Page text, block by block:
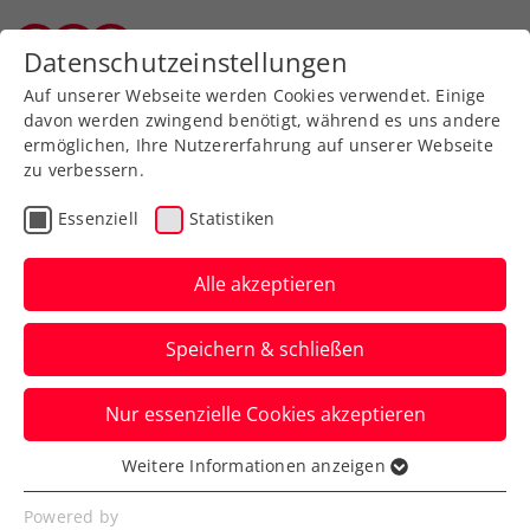
Verbands-Info
Weiterer
Digitalisierungsschritt:
ÖTV-Website erstrahlt am
23. Mai in neuem Layout
Darüber hinaus wird der ÖTV in einigen
Wochen zum ersten Mal seine eigene App
vorstellen.
Datenschutzeinstellungen
Auf unserer Webseite werden Cookies verwendet. Einige
davon werden zwingend benötigt, während es uns andere
ermöglichen, Ihre Nutzererfahrung auf unserer Webseite
zu verbessern.
Essenziell Statistiken
Alle akzeptieren
Speichern & schließen
Nur essenzielle Cookies akzeptieren
Essenziell
Essenzielle Cookies werden für grundlegende
Weitere Informationen anzeigen
Powered by